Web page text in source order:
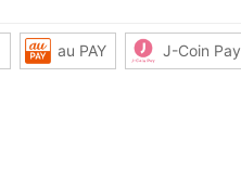
au PAY J-Coin Pay